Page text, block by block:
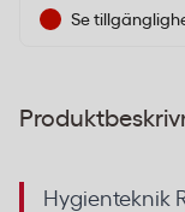
Se
Hygienteknik